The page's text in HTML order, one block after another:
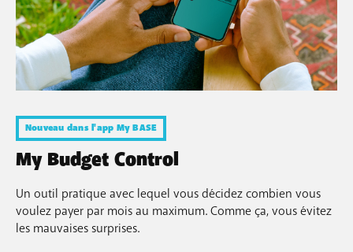
Nouveau dans l'app My BASE
My Budget Control
Un outil pratique avec lequel vous décidez combien vous
voulez payer par mois au maximum. Comme ça, vous évitez
les mauvaises surprises.​